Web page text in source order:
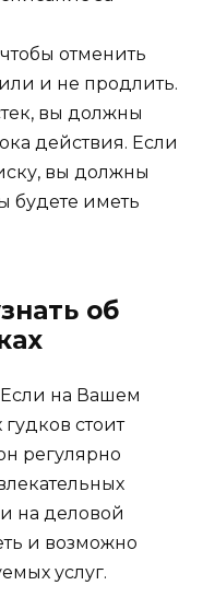
отменить
и не продлить.
вы должны
действия. Если
вы должны
будете иметь
об
Если на Вашем
стоит
регулярно
на деловой
и возможно
услуг.